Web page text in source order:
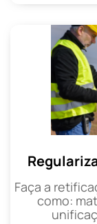
Faça a
como: